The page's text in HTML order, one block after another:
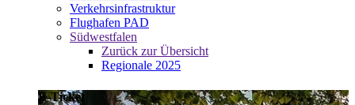
Verkehrsinfrastruktur
Flughafen PAD
Südwestfalen
Zurück zur Übersicht
Regionale 2025
E-Ticket